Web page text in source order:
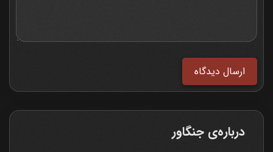
ارسال دیدگاه
درباره‌ی جنگاور